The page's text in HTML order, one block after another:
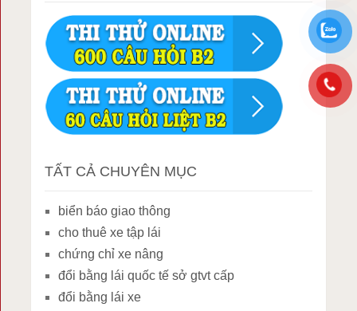
TẤT CẢ CHUYÊN MỤC
biển báo giao thông
cho thuê xe tập lái
chứng chỉ xe nâng
đổi bằng lái quốc tế sở gtvt cấp
đổi bằng lái xe